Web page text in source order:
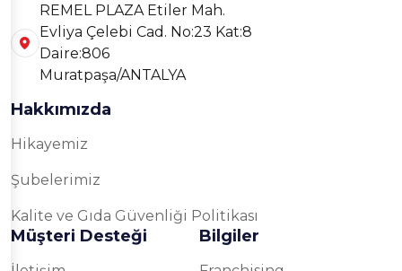
REMEL PLAZA Etiler Mah.
Evliya Çelebi Cad. No:23 Kat:8
Daire:806
Muratpaşa/ANTALYA
Hakkımızda
Hikayemiz
Şubelerimiz
Kalite ve Gıda Güvenliği Politikası
Müşteri Desteği Bilgiler